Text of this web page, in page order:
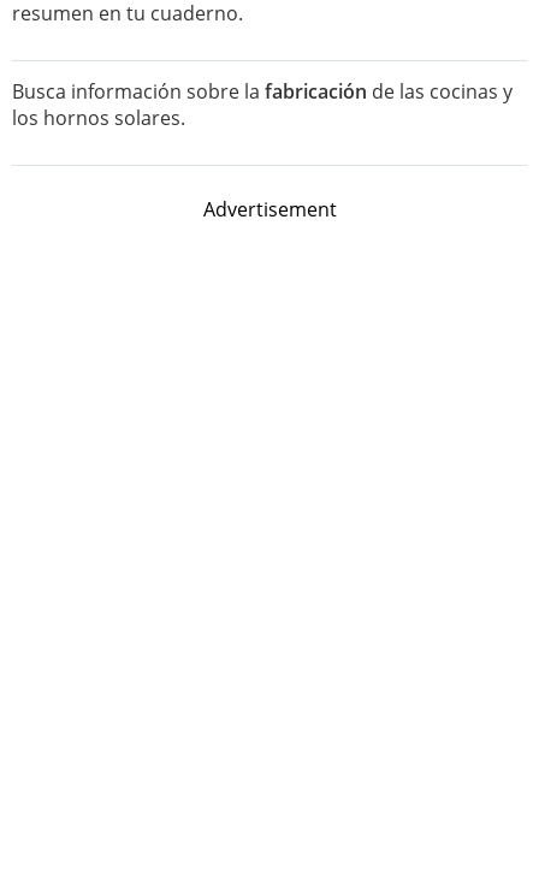
resumen en tu cuaderno.
Busca información sobre la fabricación de las cocinas y
los hornos solares.
Advertisement